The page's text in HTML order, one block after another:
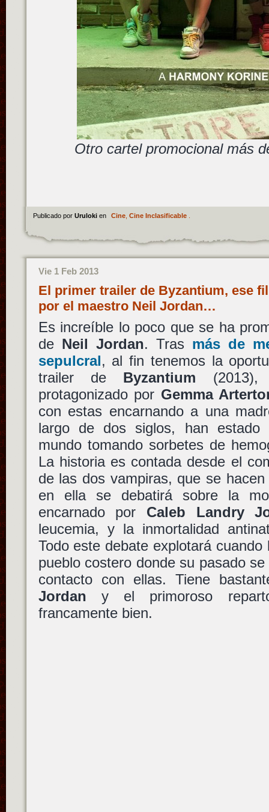
Otro cartel promocional más
Publicado por Uruloki en Cine, Cine Inclasificable.
Vie 1 Feb 2013
El primer trailer de Byzantium, ese
por el maestro Neil Jordan…
Es increíble lo poco que se ha
de Neil Jordan. Tras más de
sepulcral, al fin tenemos la
trailer de Byzantium (2013),
protagonizado por Gemma
con estas encarnando a una
largo de dos siglos, han estado
mundo tomando sorbetes de
La historia es contada desde el
de las dos vampiras, que se
en ella se debatirá sobre la
encarnado por Caleb Landry
leucemia, y la inmortalidad
Todo este debate explotará
pueblo costero donde su pasado
contacto con ellas. Tiene
Jordan y el primoroso
francamente bien.